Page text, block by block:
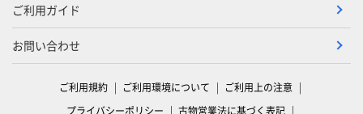
ご利用ガイド
お問い合わせ
ご利用規約 ご利用環境について
ご利用上の注意
プライバシーポリシー
古物営業法に基づく表記